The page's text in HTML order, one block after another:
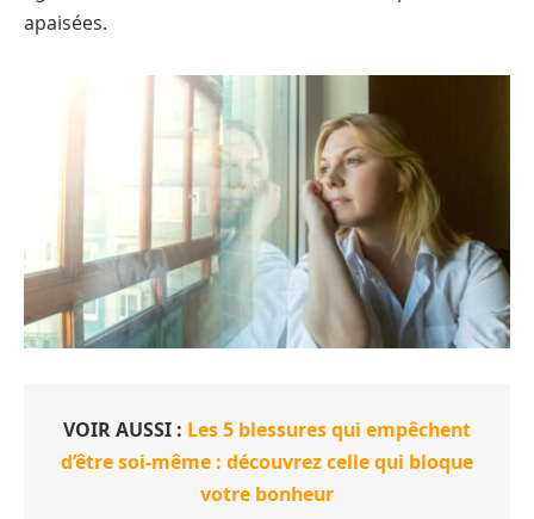
apaisées.
VOIR AUSSI : Les 5 blessures qui empêchent
d’être soi-même : découvrez celle qui bloque
votre bonheur